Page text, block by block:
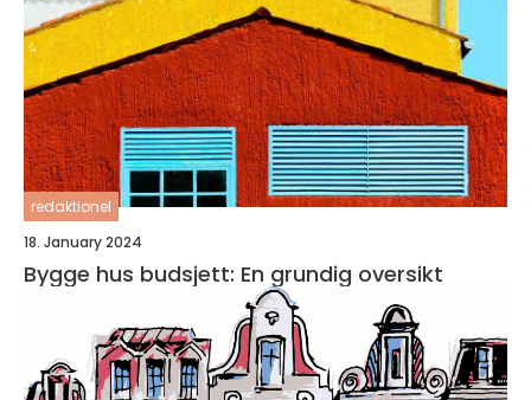
redaktionel
18. January 2024
Bygge hus budsjett: En grundig oversikt